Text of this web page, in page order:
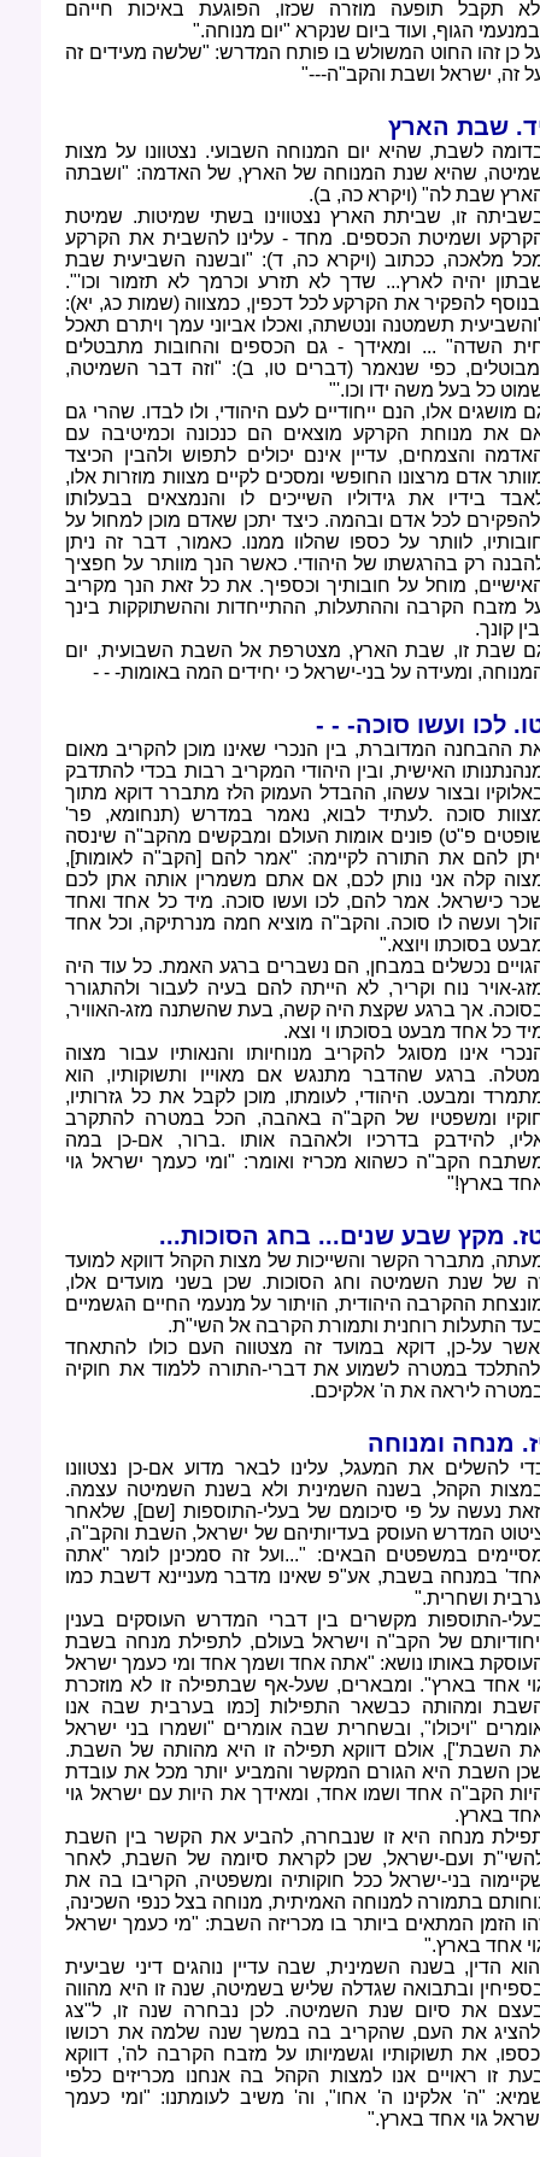
תקבל תופעה מוזרה שכזו, הפוגעת באיכות חייהם
הגוף, ועוד ביום שנקרא "יום מנוחה".
כן זהו החוט המשולש בו פותח המדרש: "שלשה מעידים זה
זה, ישראל ושבת והקב"ה"---
שבת הארץ
לשבת, שהיא יום המנוחה השבועי. נצטוונו על מצות
שהיא שנת המנוחה של הארץ, של האדמה: "ושבתה
שבת לה" (ויקרא כה, ב).
זו, שביתת הארץ נצטווינו בשתי שמיטות. שמיטת
ושמיטת הכספים. מחד - עלינו להשבית את הקרקע
מלאכה, ככתוב (ויקרא כה, ד): "ובשנה השביעית שבת
יהיה לארץ... שדך לא תזרע וכרמך לא תזמור וכו'".
להפקיר את הקרקע לכל דכפין, כמצווה (שמות כג, יא):
תשמטנה ונטשתה, ואכלו אביוני עמך ויתרם תאכל
השדה" ... ומאידך - גם הכספים והחובות מתבטלים
כפי שנאמר (דברים טו, ב): "וזה דבר השמיטה,
כל בעל משה ידו וכו"'.
מושגים אלו, הנם ייחודיים לעם היהודי, ולו לבדו. שהרי גם
את מנוחת הקרקע מוצאים הם כנכונה וכמיטיבה עם
והצמחים, עדיין אינם יכולים לתפוש ולהבין הכיצד
אדם מרצונו החופשי ומסכים לקיים מצוות מוזרות אלו,
בידיו את גידוליו השייכים לו והנמצאים בבעלותו
לכל אדם ובהמה. כיצד יתכן שאדם מוכן למחול על
לוותר על כספו שהלוו ממנו. כאמור, דבר זה ניתן
רק בהרגשתו של היהודי. כאשר הנך מוותר על חפציך
מוחל על חובותיך וכספיך. את כל זאת הנך מקריב
מזבח הקרבה וההתעלות, ההתייחדות וההשתוקקות בינך
קונך.
שבת זו, שבת הארץ, מצטרפת אל השבת השבועית, יום
ומעידה על בני-ישראל כי יחידים המה באומות- - -
לכו ועשו סוכה- - -
ההבחנה המדוברת, בין הנכרי שאינו מוכן להקריב מאום
האישית, ובין היהודי המקריב רבות בכדי להתדבק
ובצור עשהו, ההבדל העמוק הלז מתברר דוקא מתוך
סוכה .לעתיד לבוא, נאמר במדרש (תנחומא, פר'
פ"ט) פונים אומות העולם ומבקשים מהקב"ה שינסה
להם את התורה לקיימה: "אמר להם [הקב"ה לאומות],
קלה אני נותן לכם, אם אתם משמרין אותה אתן לכם
כישראל. אמר להם, לכו ועשו סוכה. מיד כל אחד ואחד
ועשה לו סוכה. והקב"ה מוציא חמה מנרתיקה, וכל אחד
בסוכתו ויוצא".
נכשלים במבחן, הם נשברים ברגע האמת. כל עוד היה
אויר נוח וקריר, לא הייתה להם בעיה לעבור ולהתגורר
אך ברגע שקצת היה קשה, בעת שהשתנה מזג-האוויר,
כל אחד מבעט בסוכתו וי וצא.
אינו מסוגל להקריב מנוחיותו והנאותיו עבור מצוה
ברגע שהדבר מתנגש אם מאוייו ותשוקותיו, הוא
ומבעט. היהודי, לעומתו, מוכן לקבל את כל גזרותיו,
ומשפטיו של הקב"ה באהבה, הכל במטרה להתקרב
להידבק בדרכיו ולאהבה אותו .ברור, אם-כן במה
הקב"ה כשהוא מכריז ואומר: "ומי כעמך ישראל גוי
בארץ"!
מקץ שבע שנים... בחג הסוכות...
מתברר הקשר והשייכות של מצות הקהל דווקא למועד
של שנת השמיטה וחג הסוכות. שכן בשני מועדים אלו,
ההקרבה היהודית, הויתור על מנעמי החיים הגשמיים
התעלות רוחנית ותמורת הקרבה אל השי"ת.
על-כן, דוקא במועד זה מצטווה העם כולו להתאחד
במטרה לשמוע את דברי-התורה ללמוד את חוקיה
ליראה את ה' אלקיכם.
מנחה ומנוחה
להשלים את המעגל, עלינו לבאר מדוע אם-כן נצטוונו
הקהל, בשנה השמינית ולא בשנת השמיטה עצמה.
נעשה על פי סיכומם של בעלי-התוספות [שם], שלאחר
המדרש העוסק בעדיותיהם של ישראל, השבת והקב"ה,
במשפטים הבאים: "...ועל זה סמכינן לומר "אתה
במנחה בשבת, אע"פ שאינו מדבר מעניינא דשבת כמו
ושחרית".
התוספות מקשרים בין דברי המדרש העוסקים בענין
של הקב"ה וישראל בעולם, לתפילת מנחה בשבת
באותו נושא: "אתה אחד ושמך אחד ומי כעמך ישראל
אחד בארץ". ומבארים, שעל-אף שבתפילה זו לא מוזכרת
ומהותה כבשאר התפילות [כמו בערבית שבה אנו
"ויכולו", ובשחרית שבה אומרים "ושמרו בני ישראל
השבת"], אולם דווקא תפילה זו היא מהותה של השבת.
השבת היא הגורם המקשר והמביע יותר מכל את עובדת
הקב"ה אחד ושמו אחד, ומאידך את היות עם ישראל גוי
בארץ.
מנחה היא זו שנבחרה, להביע את הקשר בין השבת
ועם-ישראל, שכן לקראת סיומה של השבת, לאחר
בני-ישראל ככל חוקותיה ומשפטיה, הקריבו בה את
בתמורה למנוחה האמיתית, מנוחה בצל כנפי השכינה,
הזמן המתאים ביותר בו מכריזה השבת: "מי כעמך ישראל
אחד בארץ".
הדין, בשנה השמינית, שבה עדיין נוהגים דיני שביעית
ובתבואה שגדלה שליש בשמיטה, שנה זו היא מהווה
את סיום שנת השמיטה. לכן נבחרה שנה זו, ל"צג
את העם, שהקריב בה במשך שנה שלמה את רכושו
את תשוקותיו וגשמיותו על מזבח הקרבה לה', דווקא
זו ראויים אנו למצות הקהל בה אנחנו מכריזים כלפי
"ה' אלקינו ה' אחו", וה' משיב לעומתנו: "ומי כעמך
גוי אחד בארץ".